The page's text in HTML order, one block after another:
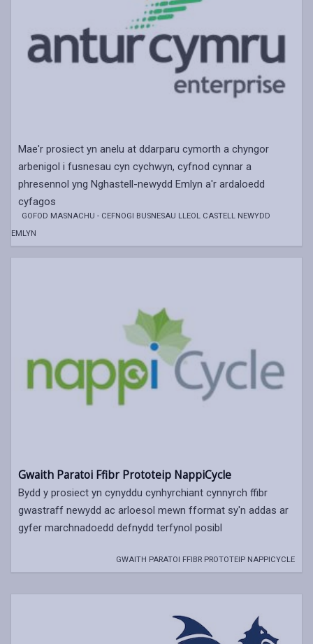
Mae'r prosiect yn anelu at ddarparu cymorth a chyngor
arbenigol i fusnesau cyn cychwyn, cyfnod cynnar a
phresennol yng Nghastell-newydd Emlyn a'r ardaloedd
cyfagos
GOFOD MASNACHU - CEFNOGI BUSNESAU LLEOL CASTELL NEWYDD
EMLYN
Gwaith Paratoi Ffibr Prototeip NappiCycle
Bydd y prosiect yn cynyddu cynhyrchiant cynnyrch ffibr
gwastraff newydd ac arloesol mewn fformat sy'n addas ar
gyfer marchnadoedd defnydd terfynol posibl
GWAITH PARATOI FFIBR PROTOTEIP NAPPICYCLE